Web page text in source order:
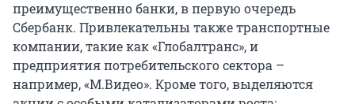
преимущественно банки, в первую очередь
Сбербанк. Привлекательны также транспортные
компании, такие как «Глобалтранс», и
предприятия потребительского сектора –
например, «М.Видео». Кроме того, выделяются